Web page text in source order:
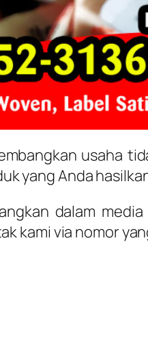
usaha
yang Anda
dalam
kami via nomor